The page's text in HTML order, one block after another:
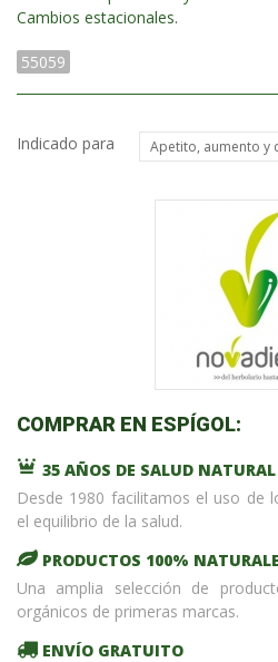
Cambios estacionales.
55059
Indicado para Apetito, aumento y
COMPRAR EN ESPÍGOL:
35 AÑOS DE SALUD NATURAL
Desde 1980 facilitamos el uso de
el equilibrio de la salud.
PRODUCTOS 100%
Una amplia selección de
orgánicos de primeras marcas.
ENVÍO GRATUITO